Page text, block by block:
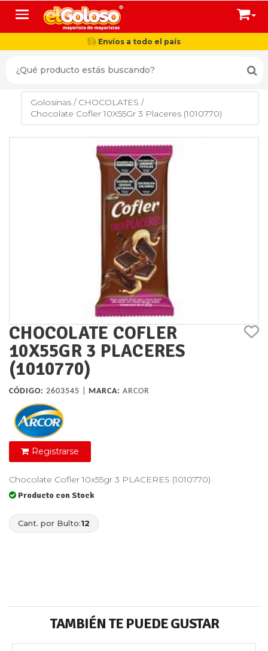
Toggle navigation
Envíos a todo el país
Golosinas / CHOCOLATES /
Chocolate Cofler 10X55Gr 3 Placeres (1010770)
CHOCOLATE COFLER
10X55GR 3 PLACERES
(1010770)
CÓDIGO: 2603545 | MARCA: ARCOR
Registrarse
Chocolate Cofler 10x55gr 3 PLACERES (1010770)
Producto con Stock
Cant. por Bulto:12
TAMBIÉN TE PUEDE GUSTAR